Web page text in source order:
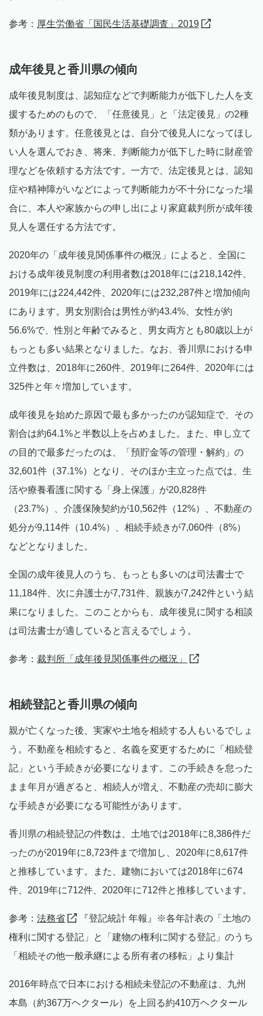
参考： 厚生労働省「国民生活基礎調査」2019
成年後見と香川県の傾向
成年後見制度は、認知症などで判断能力が低下した人を支
援するためのもので、「任意後見」と「法定後見」の2種
類があります。任意後見とは、自分で後見人になってほし
い人を選んでおき、将来、判断能力が低下した時に財産管
理などを依頼する方法です。一方で、法定後見とは、認知
症や精神障がいなどによって判断能力が不十分になった場
合に、本人や家族からの申し出により家庭裁判所が成年後
見人を選任する方法です。
2020年の「成年後見関係事件の概況」によると、全国に
おける成年後見制度の利用者数は2018年には218,142件、
2019年には224,442件、2020年には232,287件と増加傾向
にあります。男女別割合は男性が約43.4%、女性が約
56.6%で、性別と年齢でみると、男女両方とも80歳以上が
もっとも多い結果となりました。なお、香川県における申
立件数は、2018年に260件、2019年に264件、2020年には
325件と年々増加しています。
成年後見を始めた原因で最も多かったのが認知症で、その
割合は約64.1%と半数以上を占めました。また、申し立て
の目的で最多だったのは、「預貯金等の管理・解約」の
32,601件（37.1%）となり、そのほか主立った点では、生
活や療養看護に関する「身上保護」が20,828件
（23.7%）、介護保険契約が10,562件（12%）、不動産の
処分が9,114件（10.4%）、相続手続きが7,060件（8%）
などとなりました。
全国の成年後見人のうち、もっとも多いのは司法書士で
11,184件、次に弁護士が7,731件、親族が7,242件という結
果になりました。このことからも、成年後見に関する相談
は司法書士が適していると言えるでしょう。
参考： 裁判所「成年後見関係事件の概況」
相続登記と香川県の傾向
親が亡くなった後、実家や土地を相続する人もいるでしょ
う。不動産を相続すると、名義を変更するために「相続登
記」という手続きが必要になります。この手続きを怠った
まま年月が過ぎると、相続人が増え、不動産の売却に膨大
な手続きが必要になる可能性があります。
香川県の相続登記の件数は、土地では2018年に8,386件だ
ったのが2019年に8,723件まで増加し、2020年に8,617件
と推移しています。また、建物においては2018年に674
件、2019年に712件、2020年に712件と推移しています。
参考： 法務省
『登記統計 年報』※各年計表の「土地の
権利に関する登記」と「建物の権利に関する登記」のうち
「相続その他一般承継による所有者の移転」より集計
2016年時点で日本における相続未登記の不動産は、九州
本島（約367万ヘクタール）を上回る約410万ヘクタール